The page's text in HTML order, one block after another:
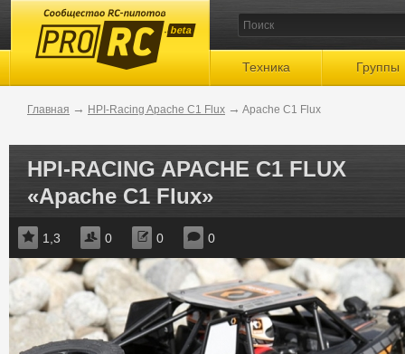
beta
Техника Группы
Главная → HPI-Racing Apache C1 Flux → Apache C1 Flux
HPI-RACING APACHE C1 FLUX
«Apache C1 Flux»
1,3 0 0 0